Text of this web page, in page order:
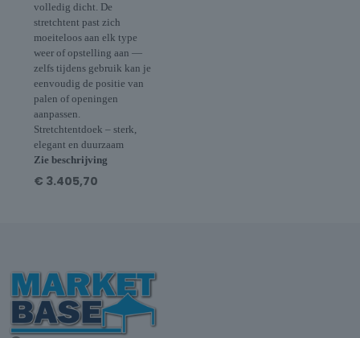
volledig dicht. De
stretchtent past zich
moeiteloos aan elk type
weer of opstelling aan —
zelfs tijdens gebruik kan je
eenvoudig de positie van
palen of openingen
aanpassen.
Stretchtentdoek – sterk,
elegant en duurzaam
Zie beschrijving
€ 3.405,70